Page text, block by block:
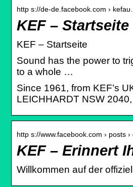
http s://de-de.facebook.com › kefau…
KEF –
KEF – Startseite
Sound has the power to
to a whole …
Since 1961, from KEF’s
LEICHHARDT NSW
http s://www.facebook.com › posts
KEF – Erinnert
Willkommen auf der